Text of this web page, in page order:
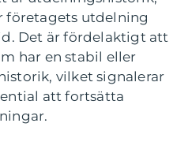
företagets utdelning
Det är fördelaktigt att
har en stabil eller
vilket signalerar
att fortsätta